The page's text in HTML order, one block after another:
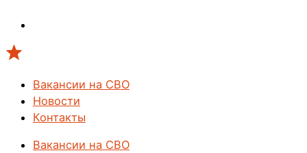
Вакансии на СВО
Новости
Контакты
Вакансии на СВО